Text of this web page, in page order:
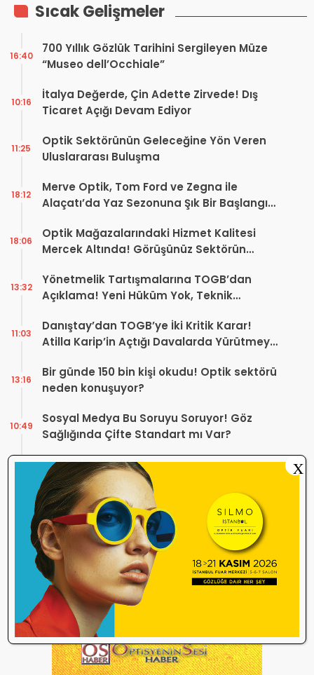
Sıcak Gelişmeler
700 Yıllık Gözlük Tarihini Sergileyen Müze
“Museo dell’Occhiale”
16:40
İtalya Değerde, Çin Adette Zirvede! Dış
Ticaret Açığı Devam Ediyor
10:16
Optik Sektörünün Geleceğine Yön Veren
Uluslararası Buluşma
11:25
Merve Optik, Tom Ford ve Zegna ile
Alaçatı’da Yaz Sezonuna Şık Bir Başlangıç ​​
18:12
Optik Mağazalarındaki Hizmet Kalitesi
Mercek Altında! Görüşünüz Sektörün
18:06
Yönetmelik Tartışmalarına TOGB’dan
Açıklama! Yeni Hüküm Yok, Teknik
13:32
Danıştay’dan TOGB’ye İki Kritik Karar!
Atilla Karip’in Açtığı Davalarda Yürütmeyi
11:03
Bir günde 150 bin kişi okudu! Optik sektörü
neden konuşuyor?
13:16
Sosyal Medya Bu Soruyu Soruyor! Göz
Sağlığında Çifte Standart mı Var?
10:49
TİTCK Bu Kampanyalara Dur Diyecek mi?
Sağlık ürününde ‘Set Kampanyası’
X